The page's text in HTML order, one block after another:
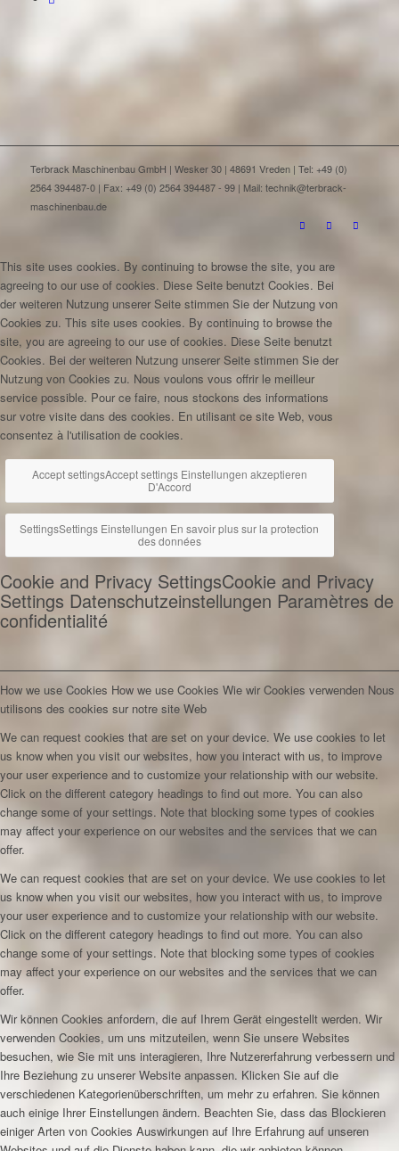
Terbrack Maschinenbau GmbH | Wesker 30 | 48691 Vreden | Tel: +49 (0)
2564 394487-0 | Fax: +49 (0) 2564 394487 - 99 | Mail: technik@terbrack-
maschinenbau.de
This site uses cookies. By continuing to browse the site, you are
agreeing to our use of cookies. Diese Seite benutzt Cookies. Bei
der weiteren Nutzung unserer Seite stimmen Sie der Nutzung von
Cookies zu. This site uses cookies. By continuing to browse the
site, you are agreeing to our use of cookies. Diese Seite benutzt
Cookies. Bei der weiteren Nutzung unserer Seite stimmen Sie der
Nutzung von Cookies zu. Nous voulons vous offrir le meilleur
service possible. Pour ce faire, nous stockons des informations
sur votre visite dans des cookies. En utilisant ce site Web, vous
consentez à l'utilisation de cookies.
Accept settingsAccept settings Einstellungen akzeptieren
D'Accord
SettingsSettings Einstellungen En savoir plus sur la protection
des données
Cookie and Privacy SettingsCookie and Privacy
Settings Datenschutzeinstellungen Paramètres de
confidentialité
How we use Cookies How we use Cookies Wie wir Cookies verwenden Nous
utilisons des cookies sur notre site Web
We can request cookies that are set on your device. We use cookies to let
us know when you visit our websites, how you interact with us, to improve
your user experience and to customize your relationship with our website.
Click on the different category headings to find out more. You can also
change some of your settings. Note that blocking some types of cookies
may affect your experience on our websites and the services that we can
offer.
We can request cookies that are set on your device. We use cookies to let
us know when you visit our websites, how you interact with us, to improve
your user experience and to customize your relationship with our website.
Click on the different category headings to find out more. You can also
change some of your settings. Note that blocking some types of cookies
may affect your experience on our websites and the services that we can
offer.
Wir können Cookies anfordern, die auf Ihrem Gerät eingestellt werden. Wir
verwenden Cookies, um uns mitzuteilen, wenn Sie unsere Websites
besuchen, wie Sie mit uns interagieren, Ihre Nutzererfahrung verbessern und
Ihre Beziehung zu unserer Website anpassen. Klicken Sie auf die
verschiedenen Kategorienüberschriften, um mehr zu erfahren. Sie können
auch einige Ihrer Einstellungen ändern. Beachten Sie, dass das Blockieren
einiger Arten von Cookies Auswirkungen auf Ihre Erfahrung auf unseren